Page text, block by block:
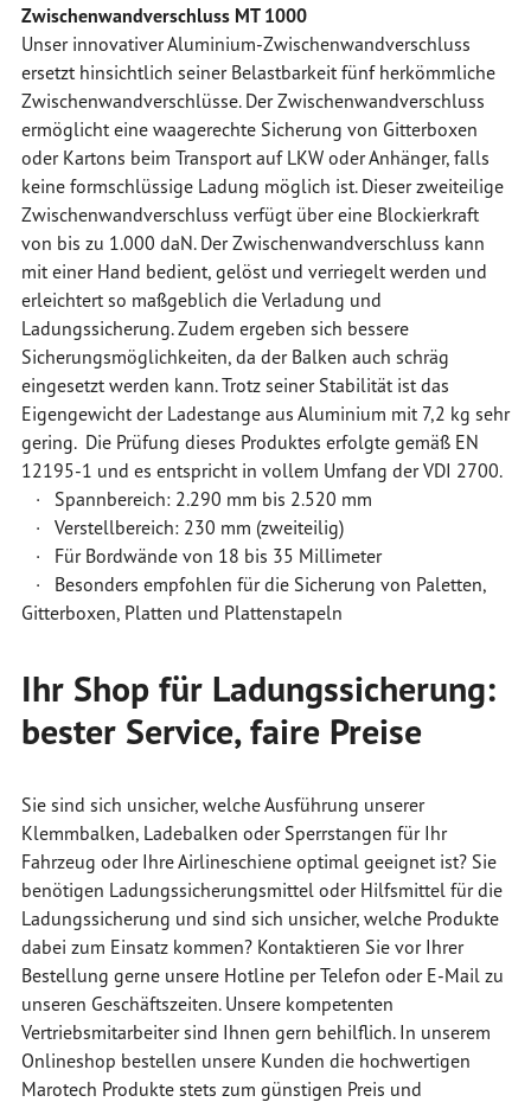
Zwischenwandverschluss MT 1000
Unser innovativer Aluminium-Zwischenwandverschluss
ersetzt hinsichtlich seiner Belastbarkeit fünf herkömmliche
Zwischenwandverschlüsse. Der Zwischenwandverschluss
ermöglicht eine waagerechte Sicherung von Gitterboxen
oder Kartons beim Transport auf LKW oder Anhänger, falls
keine formschlüssige Ladung möglich ist. Dieser zweiteilige
Zwischenwandverschluss verfügt über eine Blockierkraft
von bis zu 1.000 daN. Der Zwischenwandverschluss kann
mit einer Hand bedient, gelöst und verriegelt werden und
erleichtert so maßgeblich die Verladung und
Ladungssicherung. Zudem ergeben sich bessere
Sicherungsmöglichkeiten, da der Balken auch schräg
eingesetzt werden kann. Trotz seiner Stabilität ist das
Eigengewicht der Ladestange aus Aluminium mit 7,2 kg sehr
gering. Die Prüfung dieses Produktes erfolgte gemäß EN
12195-1 und es entspricht in vollem Umfang der VDI 2700.
· Spannbereich: 2.290 mm bis 2.520 mm
· Verstellbereich: 230 mm (zweiteilig)
· Für Bordwände von 18 bis 35 Millimeter
· Besonders empfohlen für die Sicherung von Paletten,
Gitterboxen, Platten und Plattenstapeln
Ihr Shop für Ladungssicherung:
bester Service, faire Preise
Sie sind sich unsicher, welche Ausführung unserer
Klemmbalken, Ladebalken oder Sperrstangen für Ihr
Fahrzeug oder Ihre Airlineschiene optimal geeignet ist? Sie
benötigen Ladungssicherungsmittel oder Hilfsmittel für die
Ladungssicherung und sind sich unsicher, welche Produkte
dabei zum Einsatz kommen? Kontaktieren Sie vor Ihrer
Bestellung gerne unsere Hotline per Telefon oder E-Mail zu
unseren Geschäftszeiten. Unsere kompetenten
Vertriebsmitarbeiter sind Ihnen gern behilflich. In unserem
Onlineshop bestellen unsere Kunden die hochwertigen
Marotech Produkte stets zum günstigen Preis und